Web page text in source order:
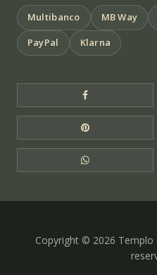
Multibanco MB Way
PayPal
Klarna
Facebook
Pinterest
WhatsApp
Copyright © 2026